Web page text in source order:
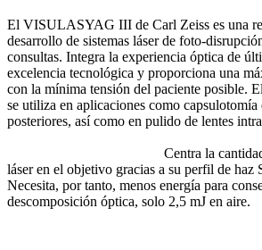
El VISULASYAG III de Carl Zeiss es una
desarrollo de sistemas láser de foto-
consultas. Integra la experiencia óptica de
excelencia tecnológica y proporciona una
con la mínima tensión del paciente
se utiliza en aplicaciones como
posteriores, así como en pulido de
Centra la cantidad
láser en el objetivo gracias a su perfil de haz
Necesita, por tanto, menos energía para
descomposición óptica, solo 2,5 mJ en aire.